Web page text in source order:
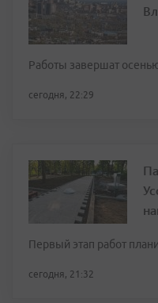
Работы завершат
сегодня, 22:29
Первый этап работ
сегодня, 21:32